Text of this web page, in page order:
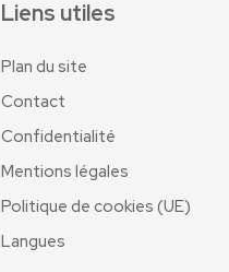
Liens utiles
Plan du site
Contact
Confidentialité
Mentions légales
Politique de cookies (UE)
Langues